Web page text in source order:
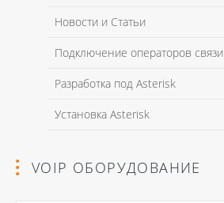
Новости и Статьи
Подключение операторов связи
Разработка под Asterisk
Установка Asterisk
VOIP ОБОРУДОВАНИЕ